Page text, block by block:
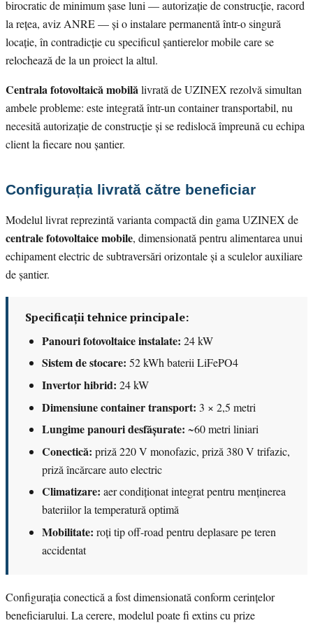
birocratic de minimum șase luni — autorizație de construcție, racord
la rețea, aviz ANRE — și o instalare permanentă într-o singură
locație, în contradicție cu specificul șantierelor mobile care se
relochează de la un proiect la altul.
Centrala fotovoltaică mobilălivrată de UZINEX rezolvă simultan
ambele probleme: este integrată într-un container transportabil, nu
necesită autorizație de construcție și se redislocă împreună cu echipa
client la fiecare nou șantier.
Configurația livrată către beneficiar
Modelul livrat reprezintă varianta compactă din gama UZINEX de
centrale fotovoltaice mobile, dimensionată pentru alimentarea unui
echipament electric de subtraversări orizontale și a sculelor auxiliare
de șantier.
Specificații tehnice principale:
Panouri fotovoltaice instalate: 24 kW
Sistem de stocare: 52 kWh baterii LiFePO4
Invertor hibrid: 24 kW
Dimensiune container transport: 3 × 2,5 metri
Lungime panouri desfășurate: ~60 metri liniari
Conectică: priză 220 V monofazic, priză 380 V trifazic,
priză încărcare auto electric
Climatizare: aer condiționat integrat pentru menținerea
bateriilor la temperatură optimă
Mobilitate: roți tip off-road pentru deplasare pe teren
accidentat
Configurația conectică a fost dimensionată conform cerințelor
beneficiarului. La cerere, modelul poate fi extins cu prize